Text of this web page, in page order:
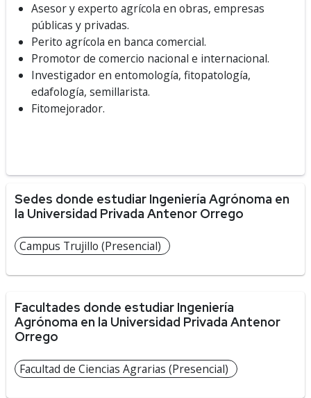
Asesor y experto agrícola en obras, empresas
públicas y privadas.
Perito agrícola en banca comercial.
Promotor de comercio nacional e internacional.
Investigador en entomología, fitopatología,
edafología, semillarista.
Fitomejorador.
Sedes donde estudiar Ingeniería Agrónoma en
la Universidad Privada Antenor Orrego
Campus Trujillo (Presencial)
Facultades donde estudiar Ingeniería
Agrónoma en la Universidad Privada Antenor
Orrego
Facultad de Ciencias Agrarias (Presencial)